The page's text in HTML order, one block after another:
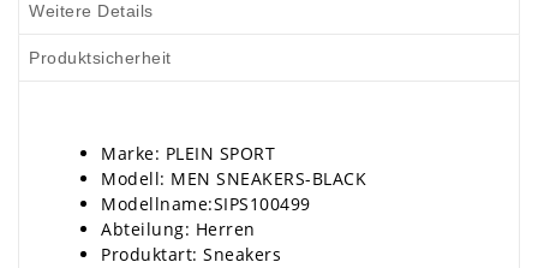
Weitere Details
Produktsicherheit
Marke: PLEIN SPORT
Modell: MEN SNEAKERS-BLACK
Modellname:SIPS100499
Abteilung: Herren
Produktart: Sneakers